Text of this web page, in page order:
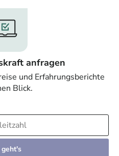
anfragen
und Erfahrungsberichte
Blick.
geht's